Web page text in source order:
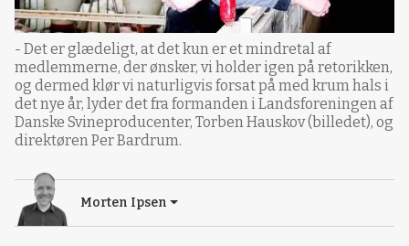
- Det er glædeligt, at det kun er et mindretal af
medlemmerne, der ønsker, vi holder igen på retorikken,
og dermed klør vi naturligvis forsat på med krum hals i
det nye år, lyder det fra formanden i Landsforeningen af
Danske Svineproducenter, Torben Hauskov (billedet), og
direktøren Per Bardrum.
Morten Ipsen